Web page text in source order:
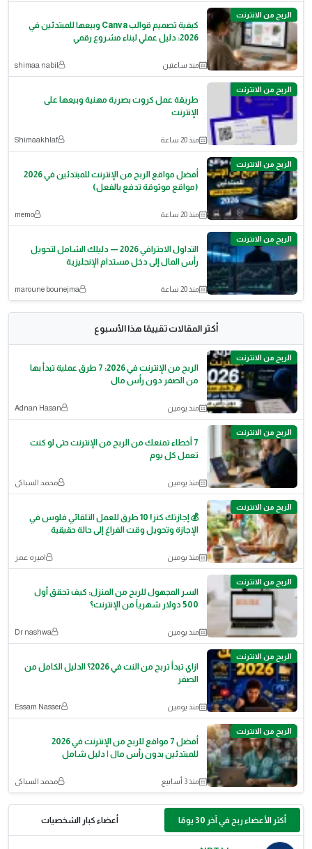
الربح من الانترنت
كيفية تصميم قوالب Canva وبيعها للمبتدئين في
2026: دليل عملي لبناء مشروع رقمي
منذ ساعتين shimaa nabil
الربح من الانترنت
طريقة عمل كروت بصرية مهنية وبيعها على
الإنترنت
منذ 20 ساعة Shimaakhlaf
الربح من الانترنت
أفضل مواقع الربح من الإنترنت للمبتدئين في 2026
(مواقع موثوقة تدفع بالفعل)
منذ 20 ساعة memo
الربح من الانترنت
التداول الاحترافي 2026 — دليلك الشامل لتحويل
رأس المال إلى دخل مستدام الإنجليزية
منذ 20 ساعة maroune bounejma
أكثر المقالات تقييمًا هذا الأسبوع
الربح من الانترنت
الربح من الإنترنت في 2026: 7 طرق عملية تبدأ بها
من الصفر دون رأس مال
منذ يومين Adnan Hasan
الربح من الانترنت
7 أخطاء تمنعك من الربح من الإنترنت حتى لو كنت
تعمل كل يوم
منذ يومين محمد السباكى
الربح من الانترنت
💰 إجازتك كنز! 10 طرق للعمل التلقائي فلوس في
الإجازة وتحويل وقت الفراغ إلى حالة حقيقية
منذ يومين اميره عمر
الربح من الانترنت
السر المجهول للربح من المنزل: كيف تحقق أول
500 دولار شهرياً من الإنترنت؟
منذ يومين Dr nashwa
الربح من الانترنت
ازاي تبدأ تربح من النت في 2026؟ الدليل الكامل من
الصفر
منذ يومين Essam Nasser
الربح من الانترنت
أفضل 7 مواقع للربح من الإنترنت في 2026
للمبتدئين بدون رأس مال | دليل شامل
منذ 3 أسابيع محمد السباكى
أكثر الأعضاء ربح في آخر 30 يومًا أعضاء كبار الشخصيات